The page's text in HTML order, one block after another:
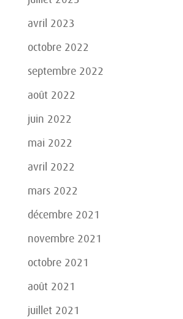
avril 2023
octobre 2022
septembre 2022
août 2022
juin 2022
mai 2022
avril 2022
mars 2022
décembre 2021
novembre 2021
octobre 2021
août 2021
juillet 2021